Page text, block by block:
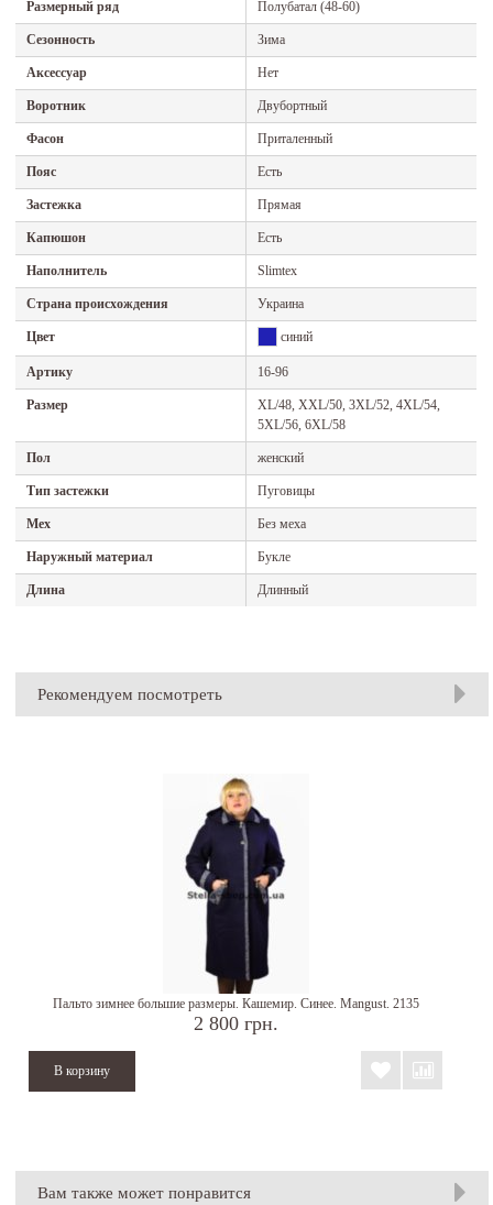
Размерный ряд Полубатал (48-60)
Сезонность Зима
Аксессуар Нет
Воротник Двубортный
Фасон Приталенный
Пояс Есть
Застежка Прямая
Капюшон Есть
Наполнитель Slimtex
Страна происхождения Украина
Цвет синий
Артику 16-96
Размер
XL/48, XXL/50, 3XL/52, 4XL/54,
5XL/56, 6XL/58
Пол женский
Тип застежки Пуговицы
Мех Без меха
Наружный материал Букле
Длина Длинный
Рекомендуем посмотреть
Пальто зимнее большие размеры. Кашемир. Синее. Mangust. 2135
2 800 грн.
Вам также может понравится